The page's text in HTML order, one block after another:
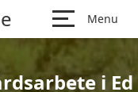
Menu
i Ed